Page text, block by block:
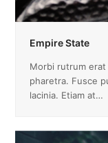
Empire State
Morbi rutrum
pharetra. Fusce
lacinia. Etiam at…